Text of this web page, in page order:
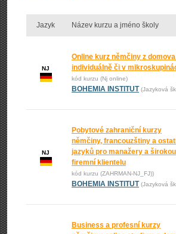
Jazyk Název kurzu a jméno školy
NJ
Online kurz němčiny z
individuálně či v
kód kurzu (Nj online)
BOHEMIA INSTITUT (Jazyková
NJ
Pobytové zahraniční kurzy
němčiny, francouzštiny a
jazyků pro manažery a širokou
firemní klientelu
kód kurzu (ZAHRMAN-NJ_FJ))
BOHEMIA INSTITUT (Jazyková
Business a profesní kurzy